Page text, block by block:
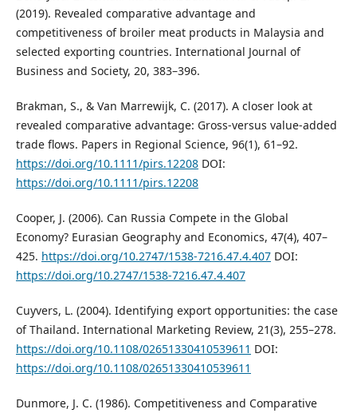
(2019). Revealed comparative advantage and
competitiveness of broiler meat products in Malaysia and
selected exporting countries. International Journal of
Business and Society, 20, 383–396.
Brakman, S., & Van Marrewijk, C. (2017). A closer look at
revealed comparative advantage: Gross-versus value-added
trade flows. Papers in Regional Science, 96(1), 61–92.
https://doi.org/10.1111/pirs.12208DOI:
https://doi.org/10.1111/pirs.12208
Cooper, J. (2006). Can Russia Compete in the Global
Economy? Eurasian Geography and Economics, 47(4), 407–
425. https://doi.org/10.2747/1538-7216.47.4.407DOI:
https://doi.org/10.2747/1538-7216.47.4.407
Cuyvers, L. (2004). Identifying export opportunities: the case
of Thailand. International Marketing Review, 21(3), 255–278.
https://doi.org/10.1108/02651330410539611 DOI:
https://doi.org/10.1108/02651330410539611
Dunmore, J. C. (1986). Competitiveness and Comparative